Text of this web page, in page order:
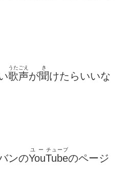
歌声
うたごえ
が聞
き
けたらいいな
ンのYou
ユー
Tube
チューブ
のページ